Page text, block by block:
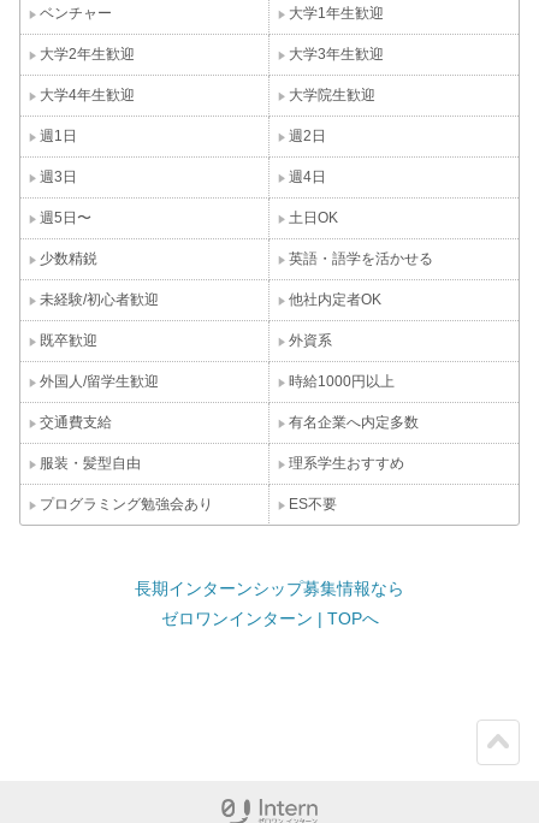
ベンチャー 大学1年生歓迎
大学2年生歓迎 大学3年生歓迎
大学4年生歓迎 大学院生歓迎
週1日 週2日
週3日 週4日
週5日〜 土日OK
少数精鋭 英語・語学を活かせる
未経験/初心者歓迎 他社内定者OK
既卒歓迎 外資系
外国人/留学生歓迎 時給1000円以上
交通費支給 有名企業へ内定多数
服装・髪型自由 理系学生おすすめ
プログラミング勉強会あり ES不要
長期インターンシップ募集情報なら
ゼロワンインターン | TOPへ